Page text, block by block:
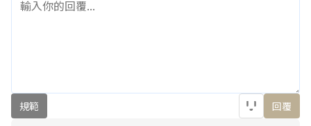
規範 回覆